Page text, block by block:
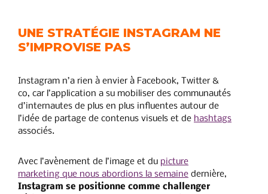
UNE STRATÉGIE INSTAGRAM NE
S’IMPROVISE PAS
Instagram n’a rien à envier à Facebook, Twitter &
co, car l’application a su mobiliser des communautés
d’internautes de plus en plus influentes autour de
l’idée de partage de contenus visuels et de hashtags
associés.
Avec l’avènement de l’image et du picture
marketing que nous abordions la semaine dernière,
Instagram se positionne comme challenger